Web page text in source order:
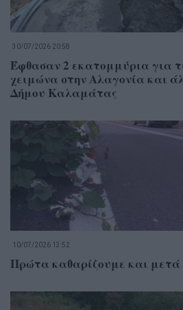
30/07/2026 20:58
Έφθασαν 2 εκατομμύρια για
χειμώνα στην Αλαγονία και
Δήμου Καλαμάτας
10/07/2026 13:52
Πρώτα καθαρίζουμε και